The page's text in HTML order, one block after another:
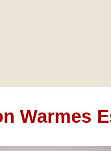
Warmes